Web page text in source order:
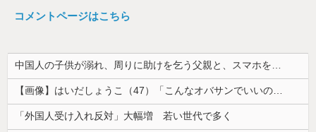
コメントページはこちら
「外国人受け入れ反対」大幅増 若い世代で多く